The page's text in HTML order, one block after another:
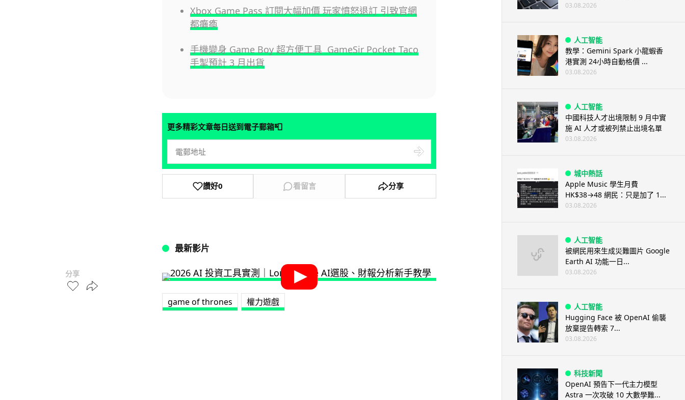
分享
Xbox Game Pass 訂閱大幅加價 玩家憤怒退訂 引致官網
都癱瘓
手機變身 Game Boy 超方便工具 GameSir Pocket Taco
手掣預計 3 月出貨
更多精彩文章每日送到電子郵箱📮
讚好0 看留言 分享
最新影片
game of thrones 權力遊戲
03.08.2026
人工智能
教學：Gemini Spark 小龍蝦香
港實測 24小時自動格價 ...
03.08.2026
人工智能
中國科技人才出境限制 9 月中實
施 AI 人才或被列禁止出境名單
03.08.2026
城中熱話
Apple Music 學生月費
HK$38→48 網民：只是加了 1...
03.08.2026
人工智能
被網民用來生成災難圖片 Google
Earth AI 功能一日...
03.08.2026
人工智能
Hugging Face 被 OpenAI 偷襲
放棄提告轉索 7...
03.08.2026
科技新聞
OpenAI 預告下一代主力模型
Astra 一次攻破 10 大數學難...